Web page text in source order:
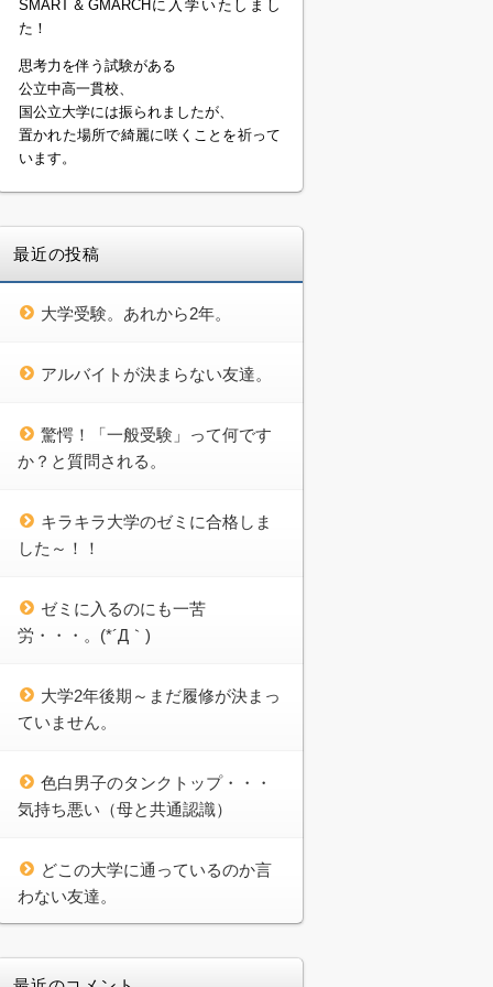
SMART＆GMARCHに入学いたしまし
た！
思考力を伴う試験がある
公立中高一貫校、
国公立大学には振られましたが、
置かれた場所で綺麗に咲くことを祈って
います。
最近の投稿
大学受験。あれから2年。
アルバイトが決まらない友達。
驚愕！「一般受験」って何です
か？と質問される。
キラキラ大学のゼミに合格しま
した～！！
ゼミに入るのにも一苦
労・・・。(*´Д｀)
大学2年後期～まだ履修が決まっ
ていません。
色白男子のタンクトップ・・・
気持ち悪い（母と共通認識）
どこの大学に通っているのか言
わない友達。